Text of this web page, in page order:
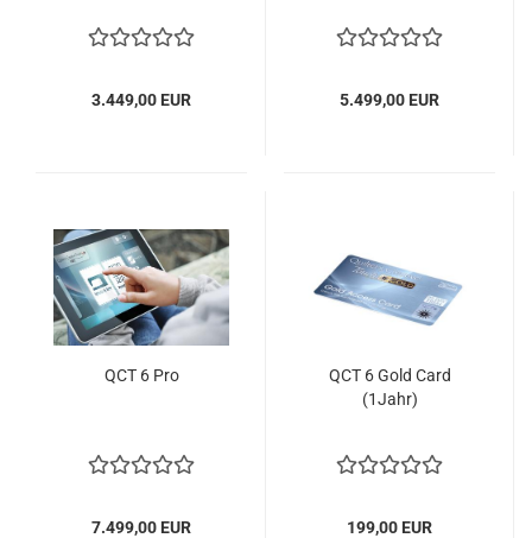
3.449,00 EUR 5.499,00 EUR
QCT 6 Pro
7.499,00 EUR
QCT 6 Gold Card
(1Jahr)
199,00 EUR